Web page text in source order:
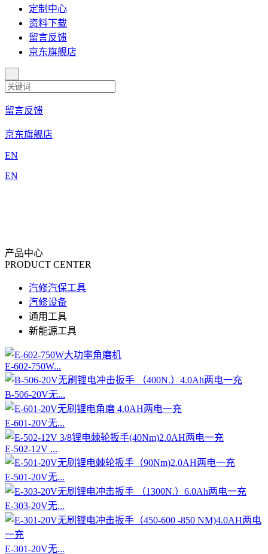
定制中心
资料下载
留言反馈
京东旗舰店
留言反馈
京东旗舰店
EN
EN
产品中心
PRODUCT CENTER
汽修汽保工具
汽修设备
通用工具
新能源工具
E-602-750W...
B-506-20V无...
E-601-20V无...
E-502-12V ...
E-501-20V无...
E-303-20V无...
E-301-20V无...